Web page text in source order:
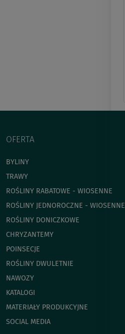
OFERTA
BYLINY
TRAWY
ROŚLINY RABATOWE - WIOSENNE
ROŚLINY JEDNOROCZNE - WIOSENNE
ROŚLINY DONICZKOWE
CHRYZANTEMY
POINSECJE
ROŚLINY DWULETNIE
NAWOZY
KATALOGI
MATERIAŁY PRODUKCYJNE
SOCIAL MEDIA